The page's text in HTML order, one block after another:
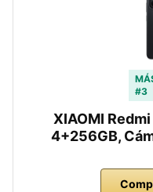
#3
XIAOMI
4+256GB,